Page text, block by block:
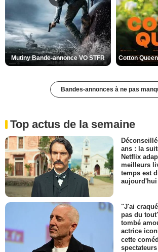
Mutiny Bande-annonce VO STFR
Bandes-annonces à ne pas
Top actus de la semaine
ans : la
Netflix
meilleurs
temps est
aujourd'hui
"J'ai
pas du
tombé
actrice
cette
spectateurs